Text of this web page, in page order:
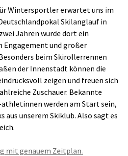
Wintersportler erwartet uns im
Skilanglauf in
Jahren wurde dort ein
und großer
beim Skirollerrennen
der Innenstadt können die
zeigen und freuen sich
Zuschauer. Bekannte
werden am Start sein,
aus unserem Skiklub. Also sagt es
mit genauem Zeitplan.